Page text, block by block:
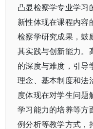
凸显检察学专业学习
新性体现在课程内容
检察学研究成果，鼓
其实践与创新能力。
的深度与难度，引导
理念、基本制度和法
度体现在对学生问题
学习能力的培养等方
例分析等教学方式，